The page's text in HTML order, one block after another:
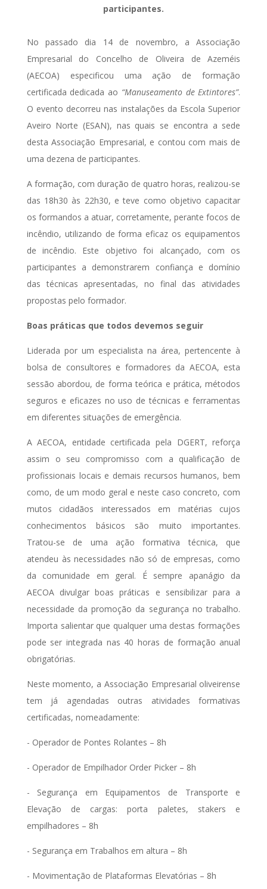
participantes.
No passado dia 14 de novembro, a Associação
Empresarial do Concelho de Oliveira de Azeméis
(AECOA) especificou uma ação de formação
certificada dedicada ao “Manuseamento de Extintores”.
O evento decorreu nas instalações da Escola Superior
Aveiro Norte (ESAN), nas quais se encontra a sede
desta Associação Empresarial, e contou com mais de
uma dezena de participantes.
A formação, com duração de quatro horas, realizou-se
das 18h30 às 22h30, e teve como objetivo capacitar
os formandos a atuar, corretamente, perante focos de
incêndio, utilizando de forma eficaz os equipamentos
de incêndio. Este objetivo foi alcançado, com os
participantes a demonstrarem confiança e domínio
das técnicas apresentadas, no final das atividades
propostas pelo formador.
Boas práticas que todos devemos seguir
Liderada por um especialista na área, pertencente à
bolsa de consultores e formadores da AECOA, esta
sessão abordou, de forma teórica e prática, métodos
seguros e eficazes no uso de técnicas e ferramentas
em diferentes situações de emergência.
A AECOA, entidade certificada pela DGERT, reforça
assim o seu compromisso com a qualificação de
profissionais locais e demais recursos humanos, bem
como, de um modo geral e neste caso concreto, com
mutos cidadãos interessados em matérias cujos
conhecimentos básicos são muito importantes.
Tratou-se de uma ação formativa técnica, que
atendeu às necessidades não só de empresas, como
da comunidade em geral. É sempre apanágio da
AECOA divulgar boas práticas e sensibilizar para a
necessidade da promoção da segurança no trabalho.
Importa salientar que qualquer uma destas formações
pode ser integrada nas 40 horas de formação anual
obrigatórias.
Neste momento, a Associação Empresarial oliveirense
tem já agendadas outras atividades formativas
certificadas, nomeadamente:
- Operador de Pontes Rolantes – 8h
- Operador de Empilhador Order Picker – 8h
- Segurança em Equipamentos de Transporte e
Elevação de cargas: porta paletes, stakers e
empilhadores – 8h
- Segurança em Trabalhos em altura – 8h
- Movimentação de Plataformas Elevatórias – 8h